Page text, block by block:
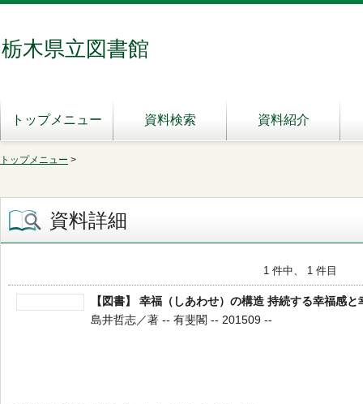
栃木県立図書館
トップメニュー 資料検索 資料紹介
トップメニュー >
資料詳細
1 件中、 1 件目
【図書】 幸福（しあわせ）の構造 持続する幸福感
島井哲志／著 -- 有斐閣 -- 201509 --